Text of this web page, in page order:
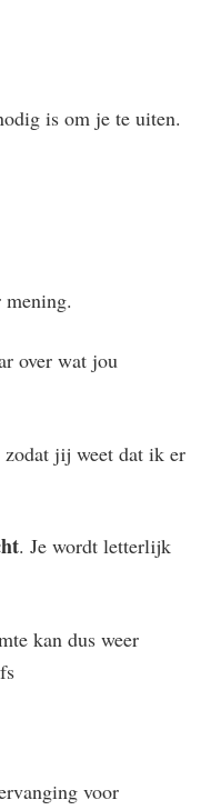
is om je te uiten.
over wat jou
zodat jij weet dat ik er
. Je wordt letterlijk
kan dus weer
voor